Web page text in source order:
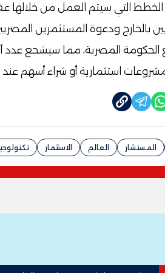
الخطط التي سيتم العمل من خلالها
بالخارج ودعوة المستثمرين
الحكومة المصرية، مما سيشجع
استثمارية أو شراء أسهم عند
المستشار العالم الاستثمار